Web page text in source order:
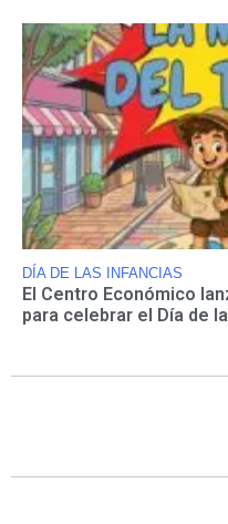
DÍA DE LAS INFANCIAS
El Centro Económico
para celebrar el Día de